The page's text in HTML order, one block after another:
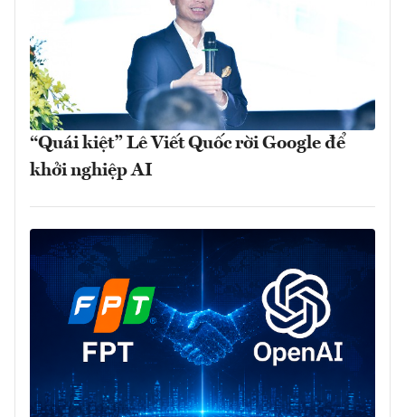
“Quái kiệt” Lê Viết Quốc rời Google để
khởi nghiệp AI